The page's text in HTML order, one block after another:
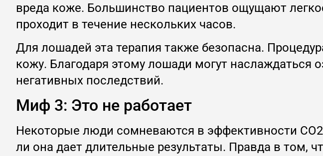
вреда коже. Большинство пациентов ощущают
проходит в течение нескольких часов.
Для лошадей эта терапия также безопасна.
кожу. Благодаря этому лошади могут наслаждаться
негативных последствий.
Миф 3: Это не работает
Некоторые люди сомневаются в эффективности
ли она дает длительные результаты. Правда в том,